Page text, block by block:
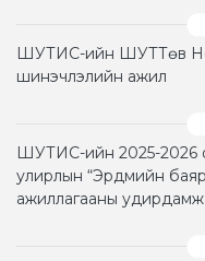
ШУТИС-ийн ШУТТөв
шинэчлэлийн ажил
ШУТИС-ийн 2025-2026
улирлын “Эрдмийн
ажиллагааны удирдамж